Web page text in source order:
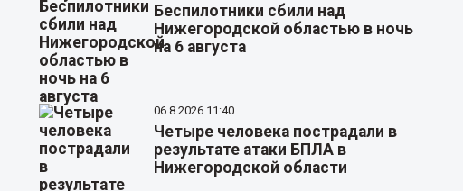
Беспилотники сбили над
Нижегородской областью в ночь
на 6 августа
06.8.2026 11:40
Четыре человека пострадали в
результате атаки БПЛА в
Нижегородской области